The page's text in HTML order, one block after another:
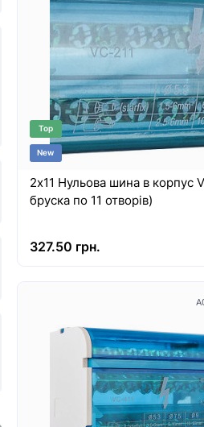
Top
New
2х11 Нульова шина в корпус
бруска по 11 отворів)
327.50 грн.